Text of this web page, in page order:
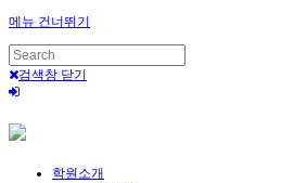
메뉴 건너뛰기
검색창 닫기
학원소개